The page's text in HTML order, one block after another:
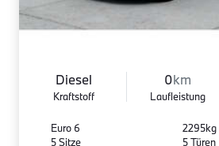
Diesel
Kraftstoff
0km
Laufleistung
Euro 6
5 Sitze
2295kg
5 Türen